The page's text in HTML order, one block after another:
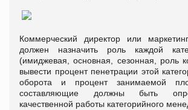
Коммерческий директор или
должен назначить роль каждой
(имиджевая, основная, сезонная, роль
вывести процент пенетрации этой
оборота и процент занимаемой
составляющие должны быть
качественной работы категорийного